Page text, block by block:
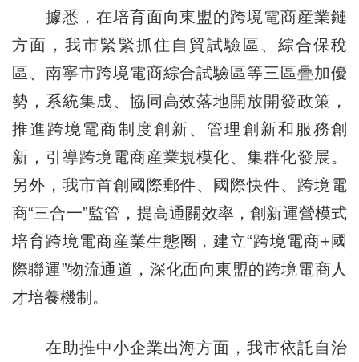
據悉，在培育面向東盟的跨境電商産業鏈
方面，我市緊緊抓住自貿試驗區、綜合保稅
區、南寧市跨境電商綜合試驗區等三區疊加優
勢，系統集成、協同高效落地開放開發政策，
推進跨境電商制度創新、管理創新和服務創
新，引導跨境電商産業規模化、集群化發展。
另外，我市首創國際郵件、國際快件、跨境電
商“三合一”監管，提高通關效率，創新運營模式
培育跨境電商産業生態圈，建立“跨境電商+國
際聯運”物流通道，深化面向東盟的跨境電商人
才培養機制。
在助推中小企業出海方面，我市依託自治